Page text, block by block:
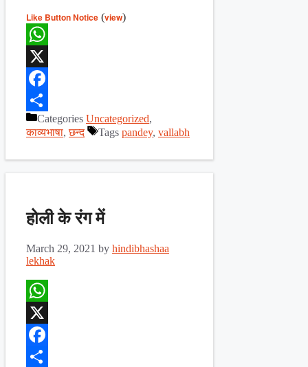
Like Button Notice (view)
WhatsApp
X
Facebook
ShareCategories Uncategorized,
काव्यभाषा,छन्द Tags pandey, vallabh
होली के रंग में
March 29, 2021 by hindibhashaa
lekhak
WhatsApp
X
Facebook